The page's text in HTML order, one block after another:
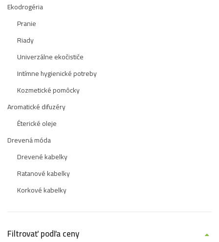
Ekodrogéria
Pranie
Riady
Univerzálne ekočističe
Intímne hygienické potreby
Kozmetické pomôcky
Aromatické difuzéry
Éterické oleje
Drevená móda
Drevené kabelky
Ratanové kabelky
Korkové kabelky
Filtrovať podľa ceny